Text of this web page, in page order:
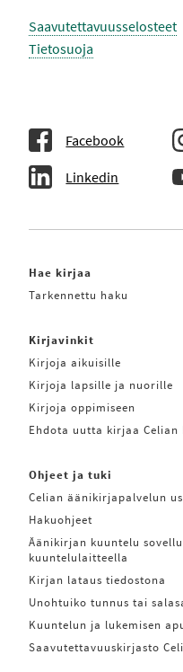
Saavutettavuusselosteet
Tietosuoja
Facebook
Linkedin
Hae kirjaa
Tarkennettu haku
Kirjavinkit
Kirjoja aikuisille
Kirjoja lapsille ja nuorille
Kirjoja oppimiseen
Ehdota uutta kirjaa Celian
Ohjeet ja tuki
Celian äänikirjapalvelun
Hakuohjeet
Äänikirjan kuuntelu
kuuntelulaitteella
Kirjan lataus tiedostona
Unohtuiko tunnus tai
Kuuntelun ja lukemisen
Saavutettavuuskirjasto